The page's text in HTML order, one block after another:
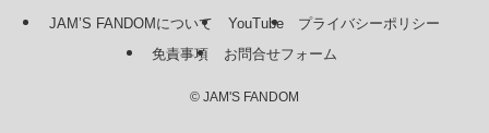
JAM’S FANDOMについて YouTube
プライバシーポリシー
免責事項
お問合せフォーム
© JAM'S FANDOM